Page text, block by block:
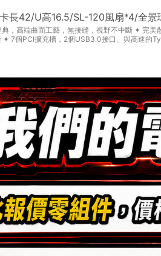
長42/U高16.5/SL-120風扇*4/全
，高端曲面工藝，無接縫，視野不中斷 ✦ 完美
✦ 7個PCl擴充槽，2個USB3.0接口、與高速的